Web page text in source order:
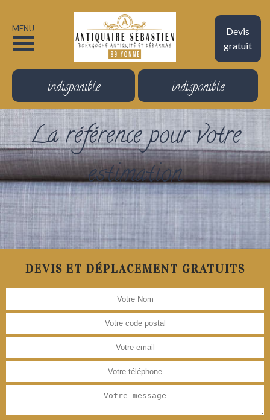
Devis
gratuit
MENU
indisponible indisponible
La référence pour votre
estimation
DEVIS ET DÉPLACEMENT GRATUITS